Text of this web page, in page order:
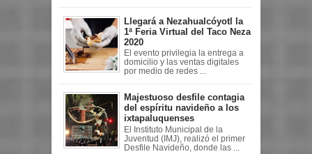
Llegará a Nezahualcóyotl la
1ª Feria Virtual del Taco Neza
2020
El evento privilegia la entrega a
domicilio y las ventas digitales
por medio de redes ...
Majestuoso desfile contagia
del espíritu navideño a los
ixtapaluquenses
El Instituto Municipal de la
Juventud (IMJ), realizó el primer
Desfile Navideño, donde las ...